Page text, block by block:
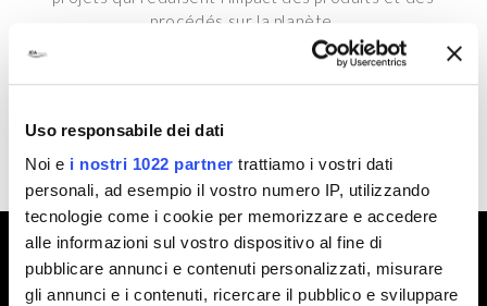
Uso responsabile dei dati
Noi e i nostri 1022 partner trattiamo i vostri dati
personali, ad esempio il vostro numero IP, utilizzando
tecnologie come i cookie per memorizzare e accedere
alle informazioni sul vostro dispositivo al fine di
pubblicare annunci e contenuti personalizzati, misurare
gli annunci e i contenuti, ricercare il pubblico e sviluppare
procédés sur la planète.
application book